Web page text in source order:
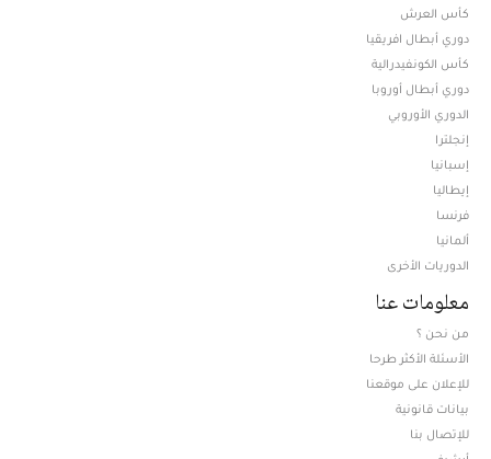
كأس العرش
دوري أبطال افريقيا
كأس الكونفيدرالية
دوري أبطال أوروبا
الدوري الأوروبي
إنجلترا
إسبانيا
إيطاليا
فرنسا
ألمانيا
الدوريات الأخرى
معلومات عنا
من نحن ؟
الأسئلة الأكثر طرحا
للإعلان على موقعنا
بيانات قانونية
للإتصال بنا